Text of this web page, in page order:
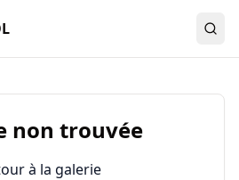
non trouvée
à la galerie